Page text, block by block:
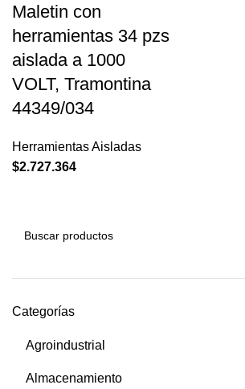
Categorías
Agroindustrial
Almacenamiento
Maletin con
herramientas 34 pzs
aislada a 1000
VOLT, Tramontina
44349/034
Herramientas Aisladas
$2.727.364